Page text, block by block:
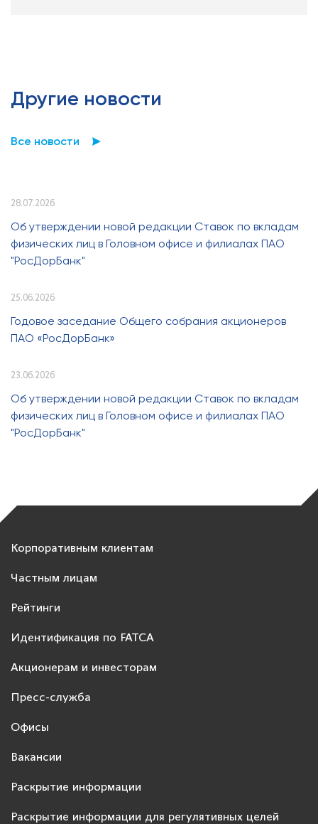
Другие новости
Все новости
28.07.2026
Об утверждении новой редакции Ставок по вкладам
физических лиц в Головном офисе и филиалах ПАО
"РосДорБанк"
25.06.2026
Годовое заседание Общего собрания акционеров
ПАО «РосДорБанк»
23.06.2026
Об утверждении новой редакции Ставок по вкладам
физических лиц в Головном офисе и филиалах ПАО
"РосДорБанк"
Корпоративным клиентам
Частным лицам
Рейтинги
Идентификация по FATCA
Акционерам и инвесторам
Пресс-служба
Офисы
Вакансии
Раскрытие информации
Раскрытие информации для регулятивных целей